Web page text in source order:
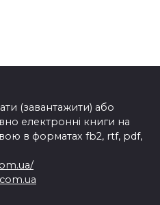
(завантажити) або
електронні книги на
в форматах fb2, rtf, pdf,